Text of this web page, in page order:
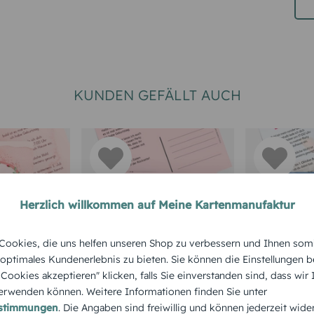
KUNDEN GEFÄLLT AUCH
50.
50.
TEXTKARTEN
Geburtstagseinladun
g Partyrezept
50.
Herzlich willkommen auf Meine Kartenmanufaktur
die uns helfen unseren Shop zu verbessern und Ihnen
Kundenerlebnis zu bieten. Sie können die Einstellungen
akzeptieren" klicken, falls Sie einverstanden sind, dass
können. Weitere Informationen finden Sie unter
. Die Angaben sind freiwillig und können jederzeit